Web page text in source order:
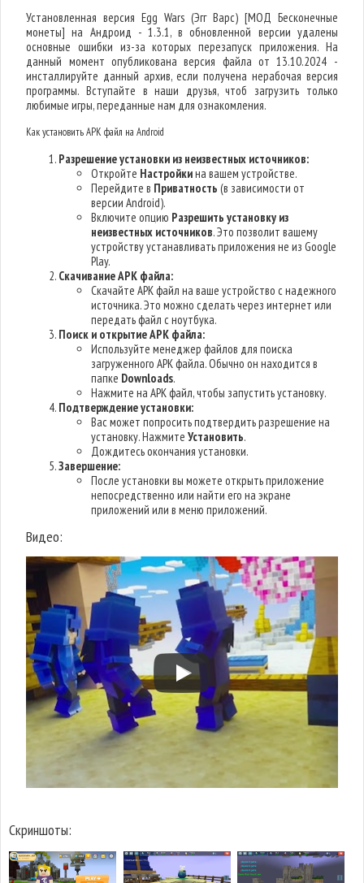
Установленная версия Egg Wars (Эгг Варс) [МОД Бесконечные
монеты] на Андроид - 1.3.1, в обновленной версии удалены
основные ошибки из-за которых перезапуск приложения. На
данный момент опубликована версия файла от 13.10.2024 -
инсталлируйте данный архив, если получена нерабочая версия
программы. Вступайте в наши друзья, чтоб загрузить только
любимые игры, переданные нам для ознакомления.
Как установить APK файл на Android
Разрешение установки из неизвестных источников:
Откройте Настройкина вашем устройстве.
Перейдите в Приватность (в зависимости от
версии Android).
Включите опцию Разрешить установку из
неизвестных источников. Это позволит вашему
устройству устанавливать приложения не из Google
Play.
Скачивание APK файла:
Скачайте APK файл на ваше устройство с надежного
источника. Это можно сделать через интернет или
передать файл с ноутбука.
Поиск и открытие APK файла:
Используйте менеджер файлов для поиска
загруженного APK файла. Обычно он находится в
папке Downloads.
Нажмите на APK файл, чтобы запустить установку.
Подтверждение установки:
Вас может попросить подтвердить разрешение на
установку. НажмитеУстановить.
Дождитесь окончания установки.
Завершение:
После установки вы можете открыть приложение
непосредственно или найти его на экране
приложений или в меню приложений.
Видео:
Скриншоты: